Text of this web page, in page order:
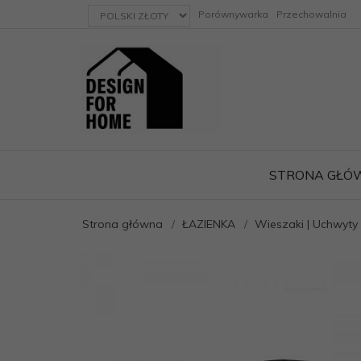
currency_h Porównywarka Przechowalnia
STRONA
Strona główna ŁAZIENKA Wieszaki | Uchwyty